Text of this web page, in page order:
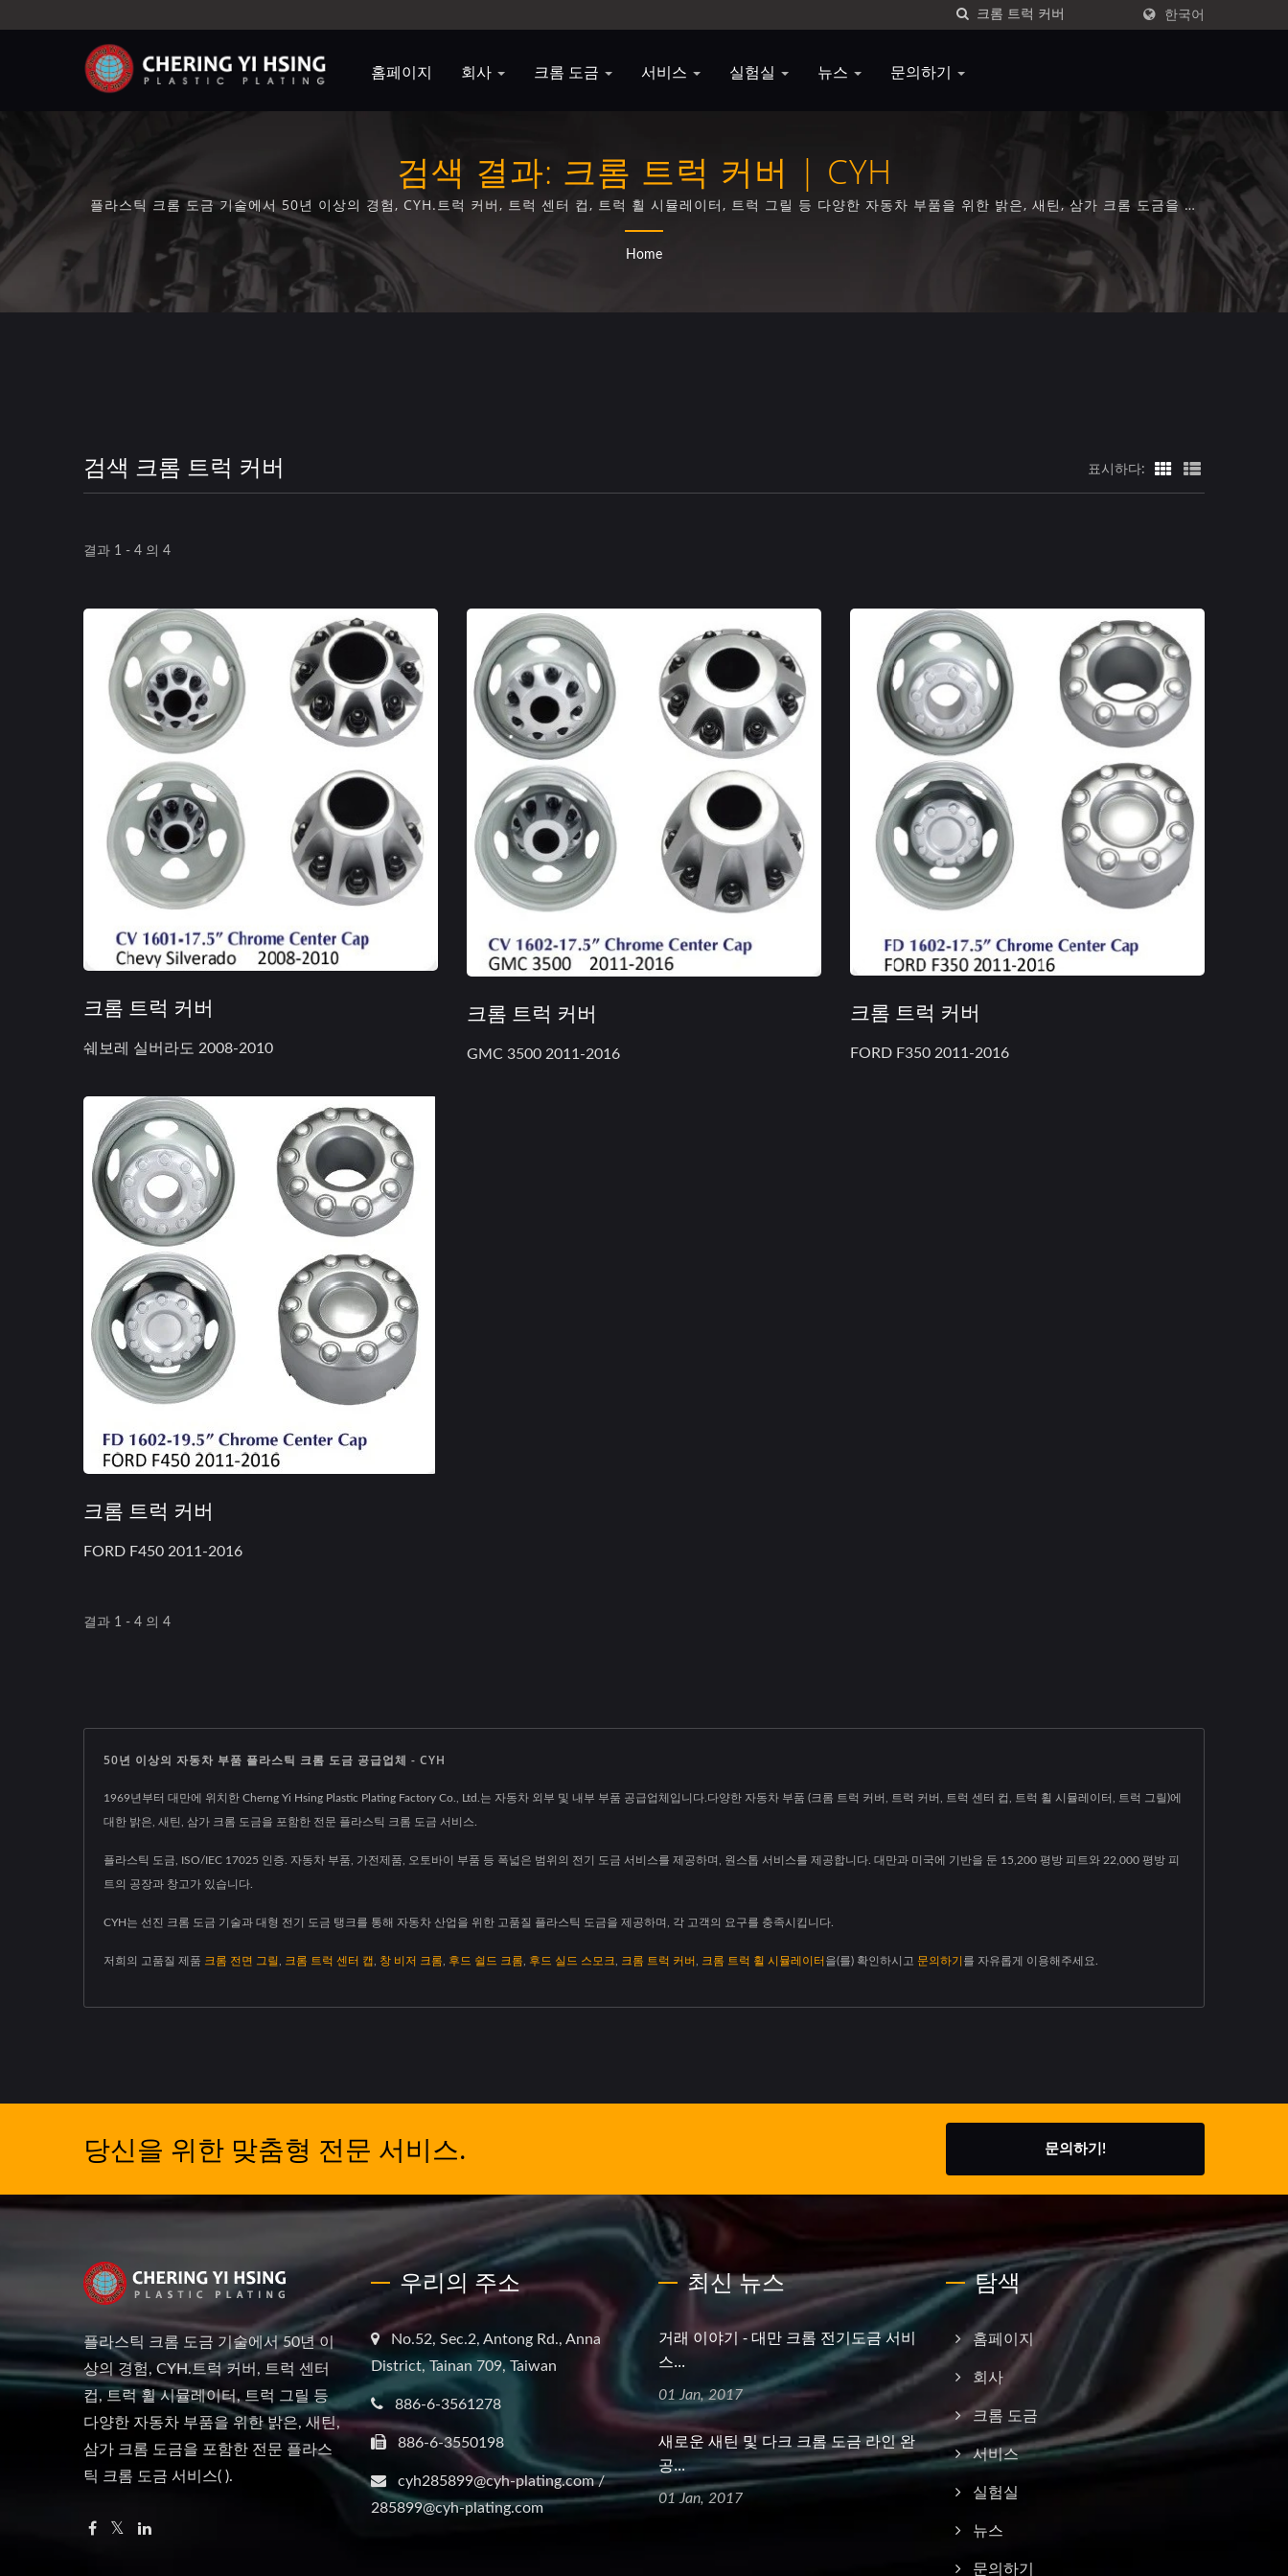
한국어
홈페이지 회사 크롬 도금 서비스 실험실 뉴스 문의하기
검색 결과: 크롬 트럭 커버 | CYH
플라스틱 크롬 도금 기술에서 50년 이상의 경험, CYH.트럭 커버, 트럭 센터 컵, 트럭 휠 시뮬레이터, 트럭 그릴 등 다양한 자동차 부품을 위한 밝은, 새틴, 삼가 크롬 도금을 포
함한 전문 플라스틱 크롬 도금 서비스(<br />).
Home
검색 크롬 트럭 커버 표시하다:
결과 1 - 4 의 4
크롬 트럭 커버
쉐보레 실버라도 2008-2010
크롬 트럭 커버
GMC 3500 2011-2016
크롬 트럭 커버
FORD F350 2011-2016
크롬 트럭 커버
FORD F450 2011-2016
결과 1 - 4 의 4
50년 이상의 자동차 부품 플라스틱 크롬 도금 공급업체 - CYH
1969년부터 대만에 위치한 Cherng Yi Hsing Plastic Plating Factory Co., Ltd.는 자동차 외부 및 내부 부품 공급업체입니다.다양한 자동차 부품 (크롬 트럭 커버, 트럭 커버, 트럭 센터 컵, 트럭 휠 시뮬레이터, 트럭 그릴)에
대한 밝은, 새틴, 삼가 크롬 도금을 포함한 전문 플라스틱 크롬 도금 서비스.
플라스틱 도금, ISO/IEC 17025 인증. 자동차 부품, 가전제품, 오토바이 부품 등 폭넓은 범위의 전기 도금 서비스를 제공하며, 원스톱 서비스를 제공합니다. 대만과 미국에 기반을 둔 15,200 평방 피트와 22,000 평방 피
트의 공장과 창고가 있습니다.
CYH는 선진 크롬 도금 기술과 대형 전기 도금 탱크를 통해 자동차 산업을 위한 고품질 플라스틱 도금을 제공하며, 각 고객의 요구를 충족시킵니다.
저희의 고품질 제품 크롬 전면 그릴 크롬 트럭 센터 캡 창 비저 크롬 후드 쉴드 크롬 후드 실드 스모크 크롬 트럭 커버 크롬 트럭 휠 시뮬레이터 을(를) 확인하시고 문의하기 를 자유롭게 이용해주세요.
당신을 위한 맞춤형 전문 서비스. 문의하기!
플라스틱 크롬 도금 기술에서 50년 이
상의 경험, CYH.트럭 커버, 트럭 센터
컵, 트럭 휠 시뮬레이터, 트럭 그릴 등
다양한 자동차 부품을 위한 밝은, 새틴,
삼가 크롬 도금을 포함한 전문 플라스
틱 크롬 도금 서비스( ).
우리의 주소
No.52, Sec.2, Antong Rd., Anna
District, Tainan 709, Taiwan
886-6-3561278
886-6-3550198
cyh285899@cyh-plating.com /
285899@cyh-plating.com
최신 뉴스
거래 이야기 - 대만 크롬 전기도금 서비
스...
01 Jan, 2017
새로운 새틴 및 다크 크롬 도금 라인 완
공...
01 Jan, 2017
탐색
홈페이지
회사
크롬 도금
서비스
실험실
뉴스
문의하기